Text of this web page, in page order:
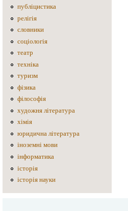
публіцистика
релігія
словники
соціологія
театр
техніка
туризм
фізика
філософія
художня література
хімія
юридична література
іноземні мови
інформатика
історія
історія науки